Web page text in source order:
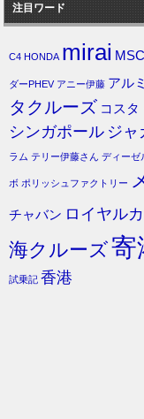
注目ワード
C4 HONDA mirai
ダーPHEV アニー伊藤 アル
タクルーズ コスタ
シンガポール ジャ
ラム テリー伊藤さん ディーゼ
ボ ポリッシュファクトリー
チャバン ロイヤル
海クルーズ寄
試乗記 香港